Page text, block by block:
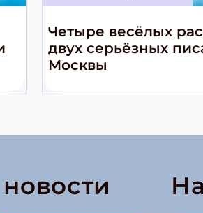
Четыре весёлых
двух серьёзных
Москвы